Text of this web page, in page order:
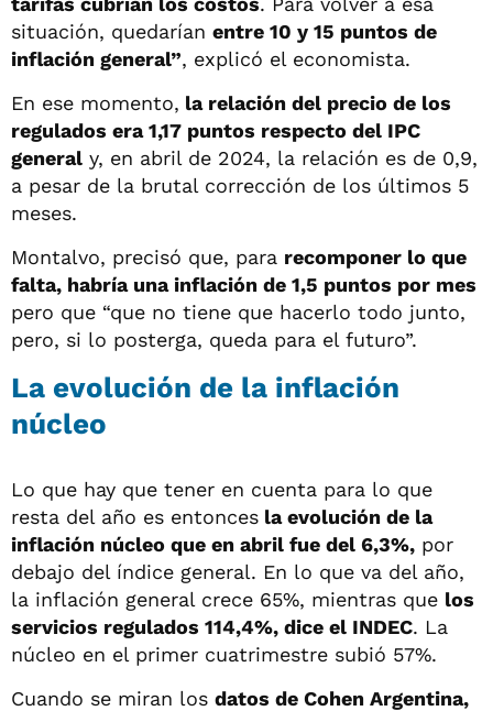
situación, quedarían entre 10 y 15 puntos de
inflación general”, explicó el economista.
En ese momento, la relación del precio de los
regulados era 1,17 puntos respecto del IPC
general y, en abril de 2024, la relación es de 0,9,
a pesar de la brutal corrección de los últimos 5
meses.
Montalvo, precisó que, para recomponer lo que
falta, habría una inflación de 1,5 puntos por mes
pero que “que no tiene que hacerlo todo junto,
pero, si lo posterga, queda para el futuro”.
La evolución de la inflación
núcleo
Lo que hay que tener en cuenta para lo que
resta del año es entonces la evolución de la
inflación núcleo que en abril fue del 6,3%, por
debajo del índice general. En lo que va del año,
la inflación general crece 65%, mientras que los
servicios regulados 114,4%, dice el INDEC. La
núcleo en el primer cuatrimestre subió 57%.
Cuando se miran los datos de Cohen Argentina,